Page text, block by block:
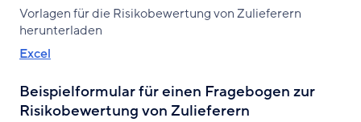
Vorlagen für die Risikobewertung von Zulieferern
herunterladen
Excel
Beispielformular für einen Fragebogen zur
Risikobewertung von Zulieferern